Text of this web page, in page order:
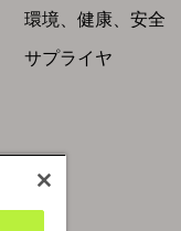
環境、健康、安全
サプライヤ